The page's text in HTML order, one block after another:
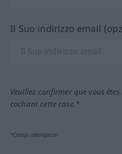
Il Suo indirizzo email
Veuillez confirmer que vous
cochant cette case.*
*Campi obbligatori